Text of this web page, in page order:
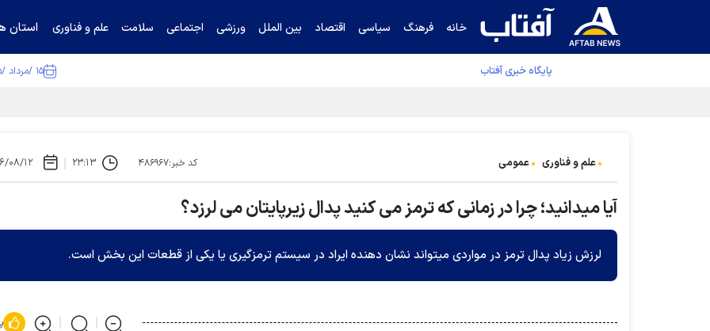
خانه فرهنگ سیاسی اقتصاد بین الملل ورزشی اجتماعی سلامت علم و فناوری استان
پایگاه خبری آفتاب ۱۵ /مرداد /۱۴۰۵
علم و فناوری عمومی کد خبر:۴۸۶۹۶۷ ۲۳:۱۳ ۱۳۹۶/
آیا میدانید؛ چرا در زمانی که ترمز می کنید پدال زیرپایتان می لرزد؟
لرزش زیاد پدال ترمز در مواردی میتواند نشان دهنده ایراد در سیستم ترمزگیری یا یکی از قطعات این بخش است.